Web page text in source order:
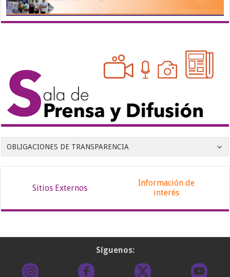
OBLIGACIONES DE TRANSPARENCIA
Sitios Externos
Información de
interés
Síguenos: